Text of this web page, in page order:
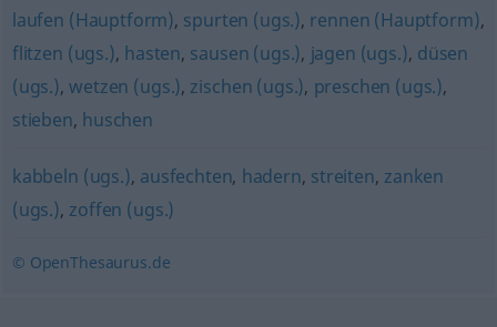
laufen (Hauptform), spurten (ugs.), rennen (Hauptform),
flitzen (ugs.), hasten, sausen (ugs.), jagen (ugs.), düsen
(ugs.),wetzen (ugs.), zischen (ugs.), preschen (ugs.),
stieben, huschen
kabbeln (ugs.), ausfechten, hadern, streiten, zanken
(ugs.), zoffen (ugs.)
© OpenThesaurus.de